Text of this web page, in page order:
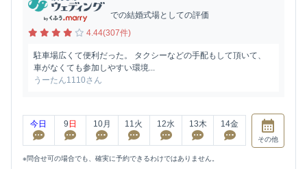
での結婚式場としての評価
4.44(307件)
駐車場広くて便利だった。 タクシーなどの手配もして頂いて、
車がなくても参加しやすい環境...
うーたん1110さん
今日 9 日 10月 11火 12水 13木 14金
その他
※問合せ可の場合でも、確実に予約できるわけではありません。